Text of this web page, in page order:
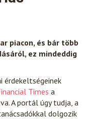
piacon, és bár több
ez mindeddig
érdekeltségeinek
Times a
A portál úgy tudja, a
dolgozik